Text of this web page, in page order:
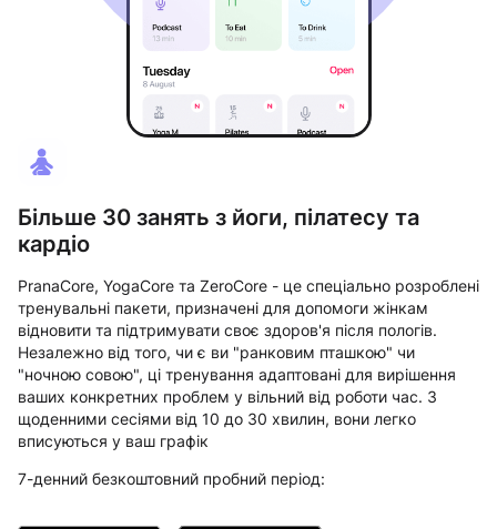
Більше 30 занять з йоги, пілатесу та
кардіо
PranaCore, YogaCore та ZeroCore - це спеціально розроблені
тренувальні пакети, призначені для допомоги жінкам
відновити та підтримувати своє здоров'я після пологів.
Незалежно від того, чи є ви "ранковим пташкою" чи
"ночною совою", ці тренування адаптовані для вирішення
ваших конкретних проблем у вільний від роботи час. З
щоденними сесіями від 10 до 30 хвилин, вони легко
вписуються у ваш графік
7-денний безкоштовний пробний період: